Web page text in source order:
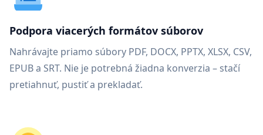
Podpora viacerých formátov súborov
Nahrávajte priamo súbory PDF, DOCX, PPTX, XLSX, CSV,
EPUB a SRT. Nie je potrebná žiadna konverzia – stačí
pretiahnuť, pustiť a prekladať.